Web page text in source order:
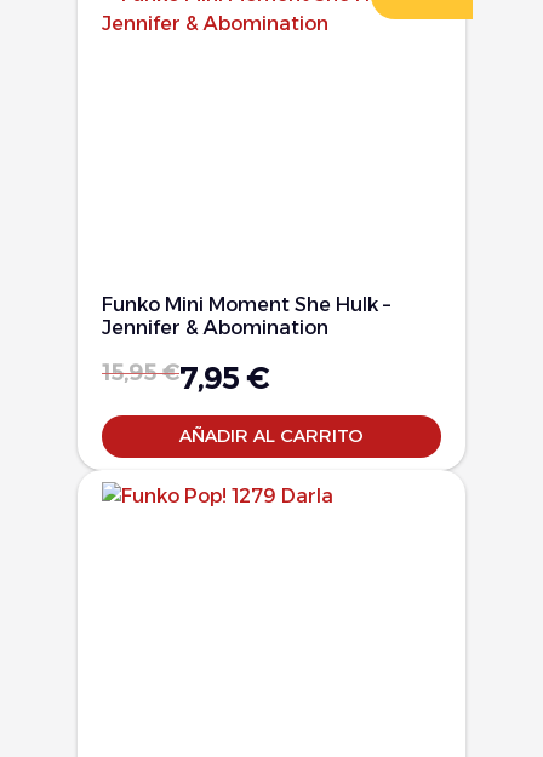
Funko Mini Moment She Hulk –
Jennifer & Abomination
15,95€7,95 €
AÑADIR AL CARRITO